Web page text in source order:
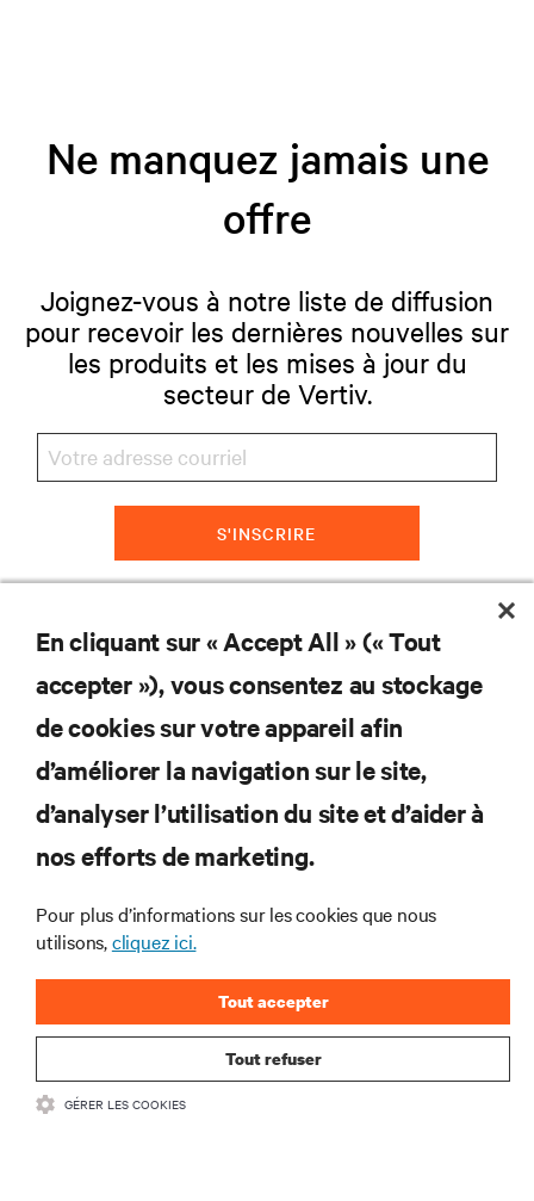
Ne manquez jamais une
offre
Joignez-vous à notre liste de diffusion
pour recevoir les dernières nouvelles sur
les produits et les mises à jour du
secteur de Vertiv.
S'INSCRIRE
SOUTIEN
ENTREPRISE
COMMUNIQUEZ AVEC NOUS
Conditions d’utilisation •
En cliquant sur « Accept All » (« Tout
accepter »), vous consentez au stockage
de cookies sur votre appareil afin
d’améliorer la navigation sur le site,
d’analyser l’utilisation du site et d’aider à
nos efforts de marketing.
Pour plus d’informations sur les cookies que nous
utilisons,cliquez ici.
Tout refuser
Tout accepter
GÉRER LES COOKIES